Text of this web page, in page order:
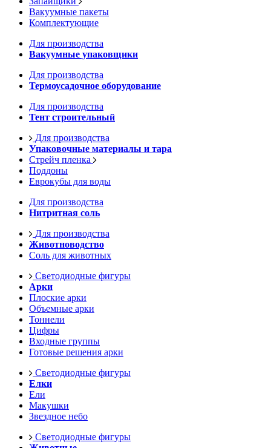
Вакуумные пакеты
Комплектующие
Для производства
Вакуумные упаковщики
Для производства
Термоусадочное оборудование
Для производства
Тент строительный
Для производства
Упаковочные материалы и тара
Стрейч пленка
Поддоны
Еврокубы для воды
Для производства
Нитритная соль
Для производства
Животноводство
Соль для животных
Светодиодные фигуры
Арки
Плоские арки
Объемные арки
Тоннели
Цифры
Входные группы
Готовые решения арки
Светодиодные фигуры
Елки
Ели
Макушки
Звездное небо
Светодиодные фигуры